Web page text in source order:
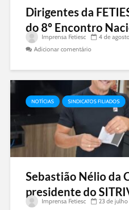
Dirigentes da
do 8º Encontro
Imprensa Fetiesc 4 de
Adicionar comentário
NOTÍCIAS SINDICATOS FILIADOS
Sebastião Nélio da
presidente do
Imprensa Fetiesc 23 de